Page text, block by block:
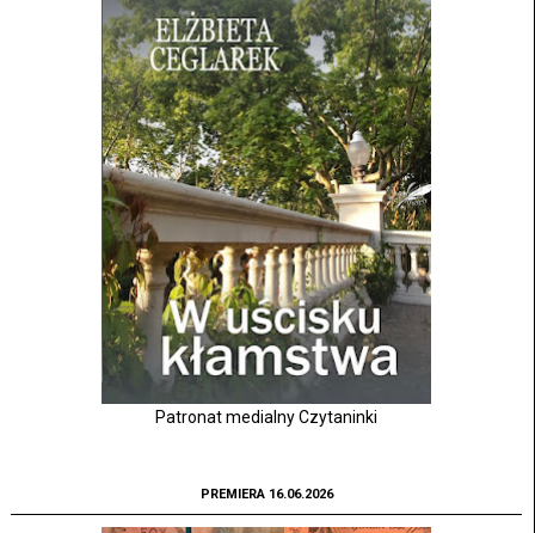
Patronat medialny Czytaninki
PREMIERA 16.06.2026